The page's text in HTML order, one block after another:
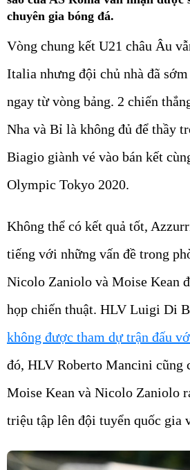
chuyên gia bóng đá.
Vòng chung kết U21 châu Âu
Italia nhưng đội chủ nhà đã
ngay từ vòng bảng. 2 chiến
Nha và Bỉ là không đủ để thầy
Biagio giành vé vào bán kết
Olympic Tokyo 2020.
Không thể có kết quả tốt,
tiếng với những vấn đề trong
Nicolo Zaniolo và Moise Kean
họp chiến thuật. HLV Luigi Di
không được tham dự trận đấu
đó, HLV Roberto Mancini cũng
Moise Kean và Nicolo Zaniolo
triệu tập lên đội tuyển quốc gia